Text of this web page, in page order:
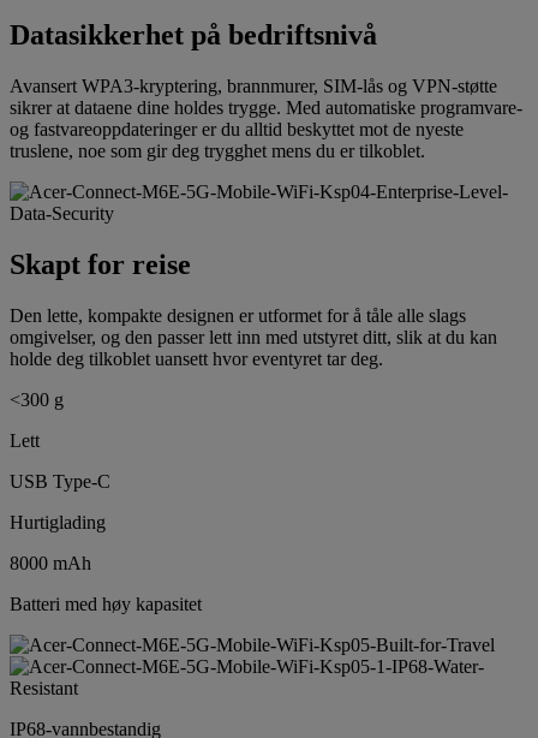
Datasikkerhet på bedriftsnivå
Avansert WPA3-kryptering, brannmurer, SIM-lås og VPN-støtte
sikrer at dataene dine holdes trygge. Med automatiske programvare-
og fastvareoppdateringer er du alltid beskyttet mot de nyeste
truslene, noe som gir deg trygghet mens du er tilkoblet.
Skapt for reise
Den lette, kompakte designen er utformet for å tåle alle slags
omgivelser, og den passer lett inn med utstyret ditt, slik at du kan
holde deg tilkoblet uansett hvor eventyret tar deg.
<300 g
Lett
USB Type-C
Hurtiglading
8000 mAh
Batteri med høy kapasitet
IP68-vannbestandig